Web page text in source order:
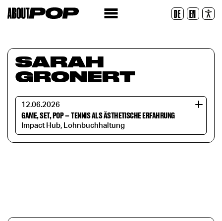
DE EN
Réinitialiser
SARAH
GRONERT
12.06.2026
GAME, SET, POP–TENNIS ALS ÄSTHETISCHE ERFAHRUNG
Impact Hub, Lohnbuchhaltung